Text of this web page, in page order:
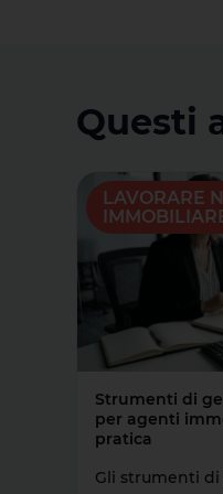
Questi
LAVORARE
Strumenti di
per agenti
pratica
Gli strumenti